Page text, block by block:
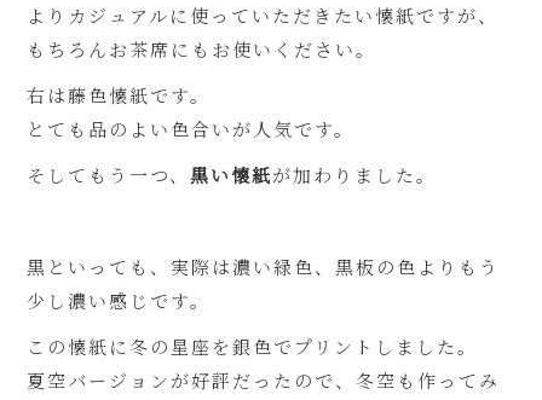
よりカジュアルに使っていただきたい懐紙ですが、
もちろんお茶席にもお使いください。
右は藤色懐紙です。
とても品のよい色合いが人気です。
そしてもう一つ、黒い懐紙が加わりました。
黒といっても、実際は濃い緑色、黒板の色よりもう
少し濃い感じです。
この懐紙に冬の星座を銀色でプリントしました。
夏空バージョンが好評だったので、冬空も作ってみ